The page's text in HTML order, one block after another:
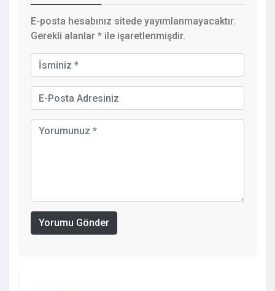
E-posta hesabınız sitede yayımlanmayacaktır.
Gerekli alanlar * ile işaretlenmişdir.
Yorumu Gönder